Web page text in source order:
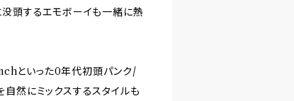
没頭するエモボーイも一緒に熱
いった0年代初頭パンク/
然にミックスするスタイルも